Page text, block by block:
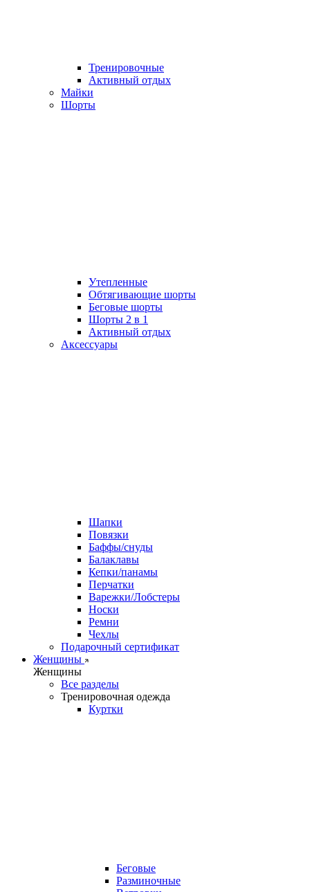
Тренировочные
Активный отдых
Майки
Шорты
Утепленные
Обтягивающие шорты
Беговые шорты
Шорты 2 в 1
Активный отдых
Аксессуары
Шапки
Повязки
Баффы/снуды
Балаклавы
Кепки/панамы
Перчатки
Варежки/Лобстеры
Носки
Ремни
Чехлы
Подарочный сертификат
Женщины
Женщины
Все разделы
Тренировочная одежда
Куртки
Беговые
Разминочные